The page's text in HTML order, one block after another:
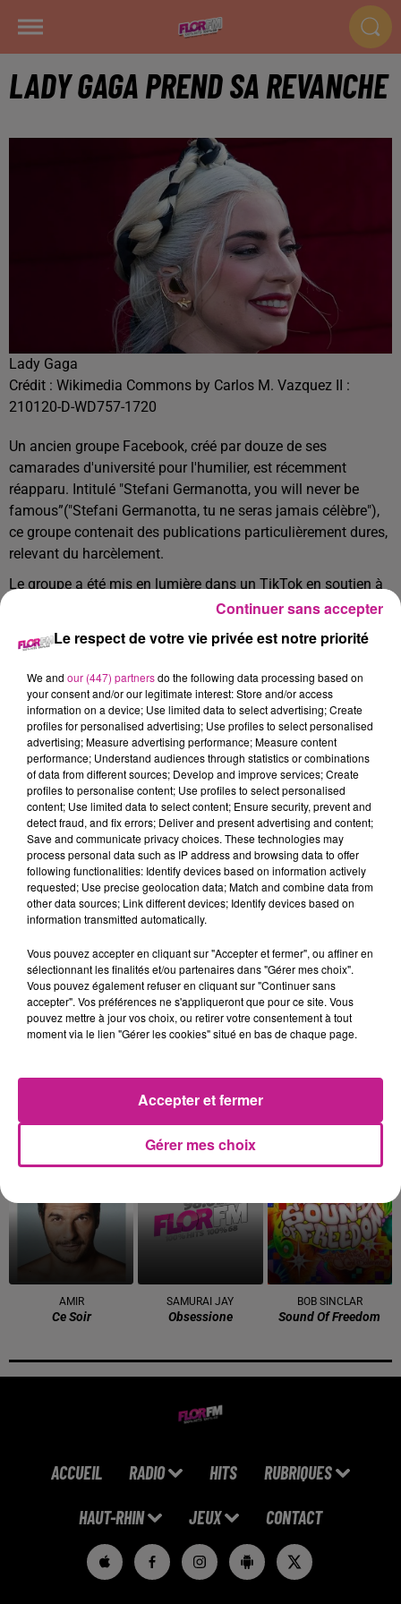
LADY GAGA PREND SA REVANCHE
Lady Gaga
Crédit : Wikimedia Commons by Carlos M. Vazquez II :
210120-D-WD757-1720
Un ancien groupe Facebook, créé par douze de ses
camarades d'université pour l'humilier, est récemment
réapparu. Intitulé "Stefani Germanotta, you will never be
famous”("Stefani Germanotta, tu ne seras jamais célèbre"),
ce groupe contenait des publications particulièrement dures,
relevant du harcèlement.
Le groupe a été mis en lumière dans un TikTok en soutien à
la chanteuse. Devenu viral, ce montage a attiré l'attention de
"Certaines personnes avec qui j’étais au lycée ont monté [ce
groupe] à l’époque. C’est pour ça que vous ne pouvez pas
abandonner quand les gens doutent de vous ou vous
rabaissent – il faut continuer.”
TITRES DIFFUSÉS Voir plus
15h07
15h07
Mauvais Caractere
15h03
15h03
VITAA
Je Te Le Donne
15h00
15h00
RIVIERA
She Doesn't Mind
14h55
14h55 14h52
14h52 14h49
14h49
AMIR
Ce Soir
SAMURAI JAY
Obsessione
BOB SINCLAR
Sound Of Freedom
ACCUEIL RADIO HITS RUBRIQUES
HAUT-RHIN JEUX CONTACT
Le respect de votre vie privée est notre priorité
We and our (447) partnersdo the following data processing based on
your consent and/or our legitimate interest: Store and/or access
information on a device; Use limited data to select advertising; Create
profiles for personalised advertising; Use profiles to select personalised
advertising; Measure advertising performance; Measure content
performance; Understand audiences through statistics or combinations
of data from different sources; Develop and improve services; Create
profiles to personalise content; Use profiles to select personalised
content; Use limited data to select content; Ensure security, prevent and
detect fraud, and fix errors; Deliver and present advertising and content;
Save and communicate privacy choices. These technologies may
process personal data such as IP address and browsing data to offer
following functionalities: Identify devices based on information actively
requested; Use precise geolocation data; Match and combine data from
other data sources; Link different devices; Identify devices based on
information transmitted automatically.
Vous pouvez accepter en cliquant sur "Accepter et fermer", ou affiner en
sélectionnant les finalités et/ou partenaires dans "Gérer mes choix".
Vous pouvez également refuser en cliquant sur "Continuer sans
accepter". Vos préférences ne s'appliqueront que pour ce site. Vous
pouvez mettre à jour vos choix, ou retirer votre consentement à tout
moment via le lien "Gérer les cookies" situé en bas de chaque page.
Gérer mes choix
Accepter et fermer
Continuer sans accepter